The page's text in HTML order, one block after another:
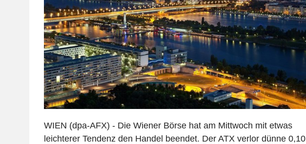
WIEN (dpa-AFX) - Die Wiener Börse hat am Mittwoch mit etwas
leichterer Tendenz den Handel beendet. Der ATX verlor dünne 0,10